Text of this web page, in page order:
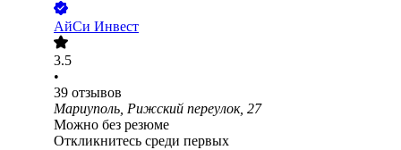
АйСи Инвест
3.5
•
39 отзывов
Мариуполь, Рижский переулок, 27
Можно без резюме
Откликнитесь среди первых